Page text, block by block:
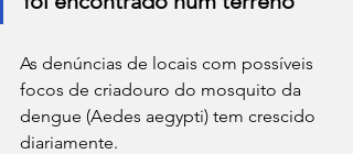
As denúncias de locais com possíveis
focos de criadouro do mosquito da
dengue (Aedes aegypti) tem crescido
diariamente.